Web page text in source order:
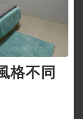
格不同